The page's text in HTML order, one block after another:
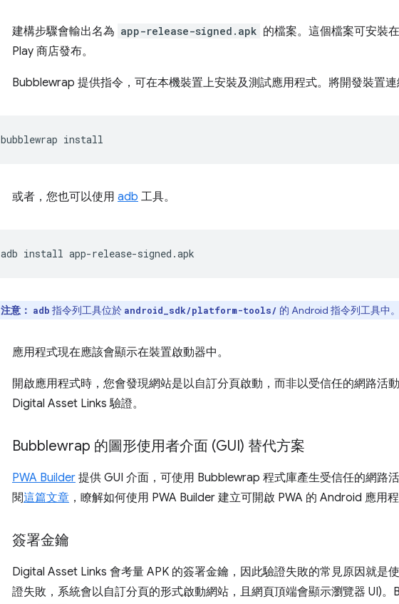
建構步驟會輸出名為 app-release-signed.apk 的檔案。這個檔案可安裝
Play 商店發布。
Bubblewrap 提供指令，可在本機裝置上安裝及測試應用程式。將開發裝置
bubblewrap
或者，您也可以使用 adb 工具。
adb install
注意： adb 指令列工具位於 android_sdk/platform-tools/ 的 Android 指令列工具中。
應用程式現在應該會顯示在裝置啟動器中。
開啟應用程式時，您會發現網站是以自訂分頁啟動，而非以受信任的網路活
Digital Asset Links 驗證。
Bubblewrap 的圖形使用者介面 (GUI) 替代方案
PWA Builder 提供 GUI 介面，可使用 Bubblewrap 程式庫產生受信任的網路
閱這篇文章 ，瞭解如何使用 PWA Builder 建立可開啟 PWA 的 Android 應用程
簽署金鑰
Digital Asset Links 會考量 APK 的簽署金鑰，因此驗證失敗的常見原因就是
證失敗，系統會以自訂分頁的形式啟動網站，且網頁頂端會顯示瀏覽器 UI)